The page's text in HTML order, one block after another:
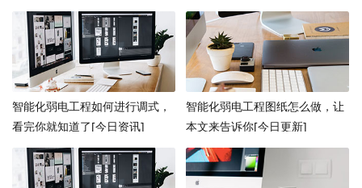
讯]
采购公告
智能化弱电工程如何进行调式，
看完你就知道了[今日资讯]
智能化弱电工程图纸怎么做，让
本文来告诉你[今日更新]